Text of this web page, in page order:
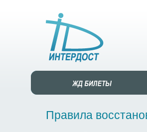
Правила